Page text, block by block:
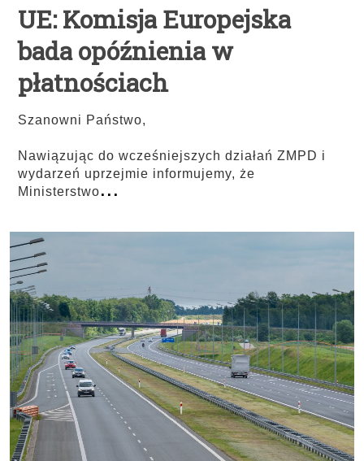
UE: Komisja Europejska
bada opóźnienia w
płatnościach
Szanowni Państwo,
Nawiązując do wcześniejszych działań ZMPD i
wydarzeń uprzejmie informujemy, że
Ministerstwo...